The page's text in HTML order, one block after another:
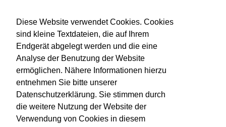
Diese Website verwendet Cookies. Cookies
sind kleine Textdateien, die auf Ihrem
Endgerät abgelegt werden und die eine
Analyse der Benutzung der Website
ermöglichen. Nähere Informationen hierzu
entnehmen Sie bitte unserer
Datenschutzerklärung. Sie stimmen durch
die weitere Nutzung der Website der
Verwendung von Cookies in diesem